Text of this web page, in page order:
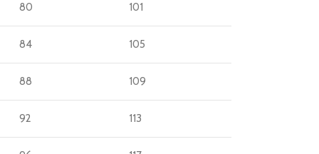
80 101
84 105
88 109
92 113